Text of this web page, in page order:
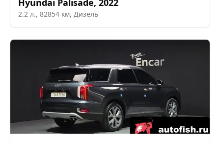
Hyundai Palisade, 2022
2.2 л., 82854 км, Дизель